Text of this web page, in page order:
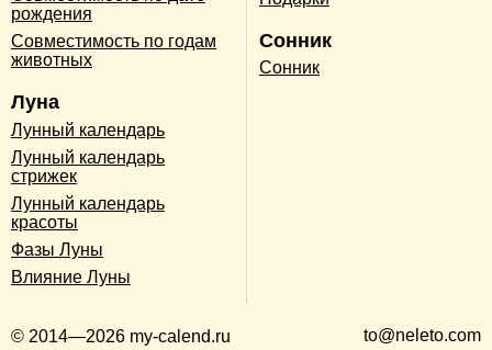
рождения
Совместимость по годам
животных
Луна
Лунный календарь
Лунный календарь
стрижек
Лунный календарь
красоты
Фазы Луны
Влияние Луны
Сонник
Сонник
© 2014—2026 my-calend.ru to@neleto.com